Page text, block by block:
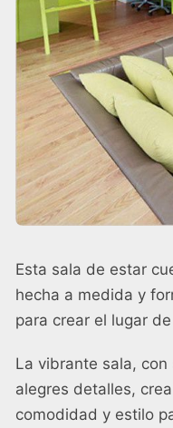
Esta sala de estar
hecha a medida y
para crear el lugar
La vibrante sala,
alegres detalles,
comodidad y estilo